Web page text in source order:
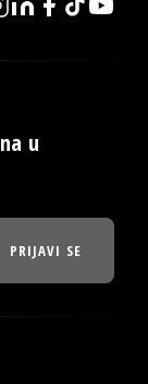
u
PRIJAVI SE